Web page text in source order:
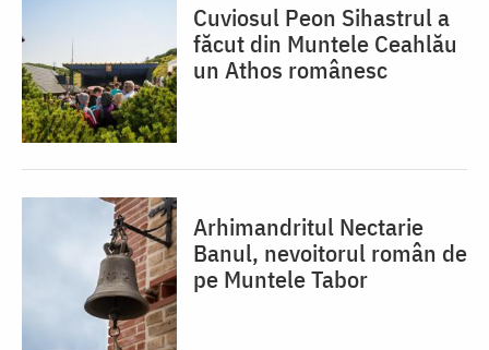
Cuviosul Peon Sihastrul a
făcut din Muntele Ceahlău
un Athos românesc
Arhimandritul Nectarie
Banul, nevoitorul român de
pe Muntele Tabor